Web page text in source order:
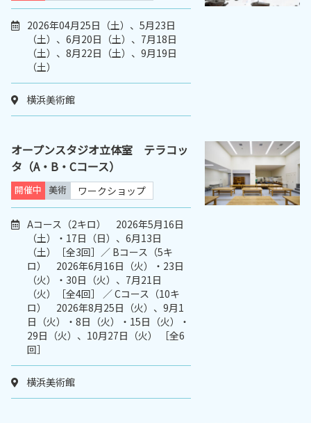
2026年04月25日（土）、5月23日
（土）、6月20日（土）、7月18日
（土）、8月22日（土）、9月19日
（土）
横浜美術館
オープンスタジオ立体室 テラコッ
タ（A・B・Cコース）
開催中 美術 ワークショップ
Aコース（2キロ） 2026年5月16日
（土）・17日（日）、6月13日
（土）［全3回］／ Bコース（5キ
ロ） 2026年6月16日（火）・23日
（火）・30日（火）、7月21日
（火）［全4回］ ／ Cコース（10キ
ロ） 2026年8月25日（火）、9月1
日（火）・8日（火）・15日（火）・
29日（火）、10月27日（火） ［全6
回］
横浜美術館